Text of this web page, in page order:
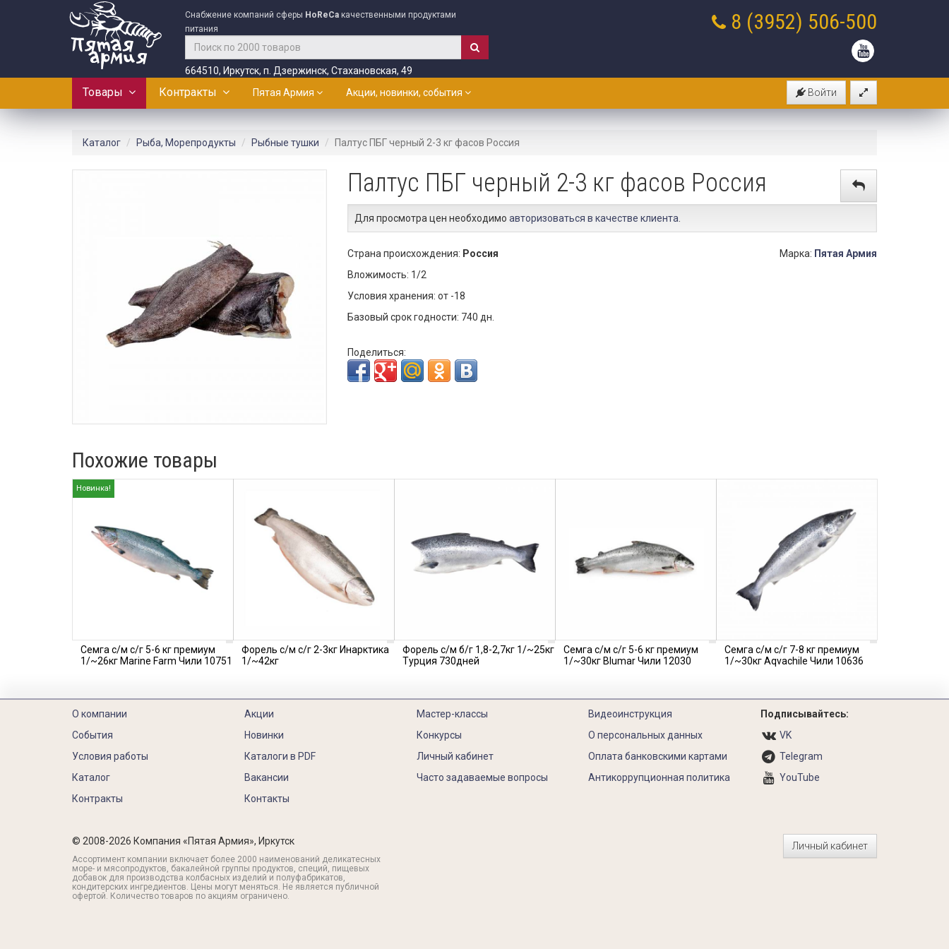
Снабжение компаний сферы HoReCa качественными продуктами
питания
664510, Иркутск, п. Дзержинск, Стахановская, 49
8 (3952) 506-500
Войти
Товары Контракты Пятая Армия Акции, новинки, события
Каталог Рыба, Морепродукты Рыбные тушки Палтус ПБГ черный 2-3 кг фасов Россия
Палтус ПБГ черный 2-3 кг фасов Россия
Для просмотра цен необходимо авторизоваться в качестве клиента
Страна происхождения: Россия
Вложимость: 1/2
Условия хранения: от -18
Базовый срок годности: 740 дн.
Марка: Пятая Армия
Поделиться:
Похожие товары
Новинка!
Семга с/м с/г 5-6 кг премиум
1/~26кг Marine Farm Чили 10751
Форель с/м с/г 2-3кг Инарктика
1/~42кг
Форель с/м б/г 1,8-2,7кг 1/~25кг
Турция 730дней
Семга с/м с/г 5-6 кг премиум
1/~30кг Blumar Чили 12030
Семга с/м с/г 7-8 кг премиум
1/~30кг Aqvachile Чили 10636
О компании
События
Условия работы
Каталог
Контракты
Акции
Новинки
Каталоги в PDF
Вакансии
Контакты
Мастер-классы
Конкурсы
Личный кабинет
Часто задаваемые вопросы
Видеоинструкция
О персональных данных
Оплата банковскими картами
Антикоррупционная политика
Подписывайтесь:
VK
Telegram
YouTube
© 2008-2026 Компания «Пятая Армия», Иркутск
Ассортимент компании включает более 2000 наименований деликатесных
море- и мясопродуктов, бакалейной группы продуктов, специй, пищевых
добавок для производства колбасных изделий и полуфабрикатов,
кондитерских ингредиентов. Цены могут меняться. Не является публичной
офертой. Количество товаров по акциям ограничено.
Личный кабинет